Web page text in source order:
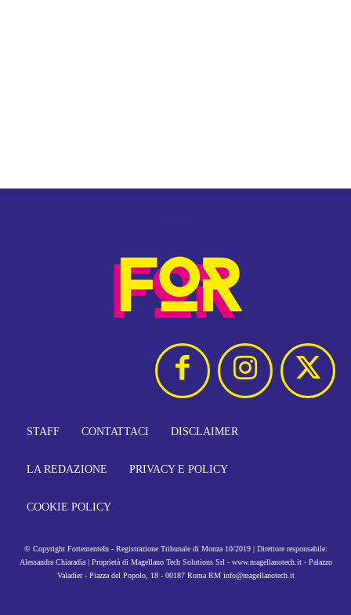
STAFF CONTATTACI DISCLAIMER
LA REDAZIONE PRIVACY E POLICY
COOKIE POLICY
© Copyright FortementeIn - Registrazione Tribunale di Monza 10/2019 | Direttore responsabile:
Alessandra Chiaradia | Proprietà di Magellano Tech Solutions Srl - www.magellanotech.it - Palazzo
Valadier - Piazza del Popolo, 18 - 00187 Roma RM info@magellanotech.it